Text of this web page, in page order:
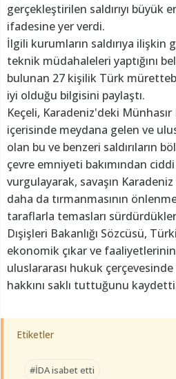
gerçekleştirilen saldırıyı büyük
ifadesine yer verdi.
İlgili kurumların saldırıya ilişkin
teknik müdahaleleri yaptığını
bulunan 27 kişilik Türk
iyi olduğu bilgisini paylaştı.
Keçeli, Karadeniz'deki
içerisinde meydana gelen ve
olan bu ve benzeri saldırıların
çevre emniyeti bakımından
vurgulayarak, savaşın Karadeniz
daha da tırmanmasının
taraflarla temasları
Dışişleri Bakanlığı Sözcüsü,
ekonomik çıkar ve
uluslararası hukuk
hakkını saklı tuttuğunu
Etiketler
#İDA isabet etti